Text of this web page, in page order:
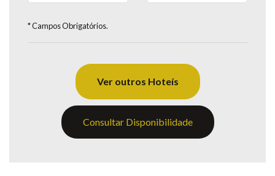
* Campos Obrigatórios.
Ver outros Hoteís
Consultar Disponibilidade